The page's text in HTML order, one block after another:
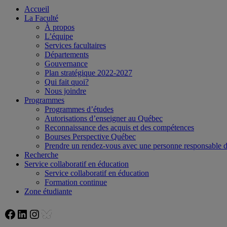
Accueil
La Faculté
À propos
L’équipe
Services facultaires
Départements
Gouvernance
Plan stratégique 2022-2027
Qui fait quoi?
Nous joindre
Programmes
Programmes d’études
Autorisations d’enseigner au Québec
Reconnaissance des acquis et des compétences
Bourses Perspective Québec
Prendre un rendez-vous avec une personne responsable
Recherche
Service collaboratif en éducation
Service collaboratif en éducation
Formation continue
Zone étudiante
Facebook
LinkedIn
Instagram
Bluesky